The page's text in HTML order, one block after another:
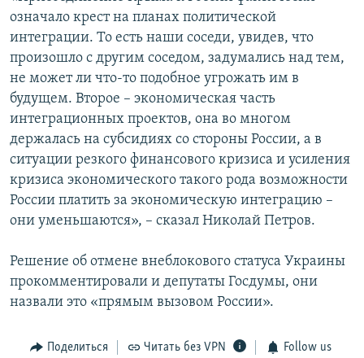
означало крест на планах политической
интеграции. То есть наши соседи, увидев, что
произошло с другим соседом, задумались над тем,
не может ли что-то подобное угрожать им в
будущем. Второе – экономическая часть
интеграционных проектов, она во многом
держалась на субсидиях со стороны России, а в
ситуации резкого финансового кризиса и усиления
кризиса экономического такого рода возможности
России платить за экономическую интеграцию –
они уменьшаются», – сказал Николай Петров.
Решение об отмене внеблокового статуса Украины
прокомментировали и депутаты Госдумы, они
назвали это «прямым вызовом России».
Поделиться Читать без VPN Follow us